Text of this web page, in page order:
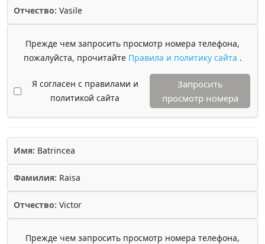
Отчество: Vasile
Прежде чем запросить просмотр номера телефона,
пожалуйста, прочитайте Правила и политику сайта .
Я согласен с правилами и
политикой сайта
Запросить
просмотр номера
Имя: Batrincea
Фамилия: Raisa
Отчество: Victor
Прежде чем запросить просмотр номера телефона,